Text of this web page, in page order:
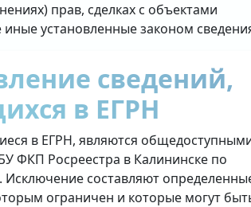
прав, сделках с объектами
установленные законом
сведений,
в ЕГРН
в ЕГРН, являются
ФКП Росреестра в Калининске по
составляют
ограничен и которые могут